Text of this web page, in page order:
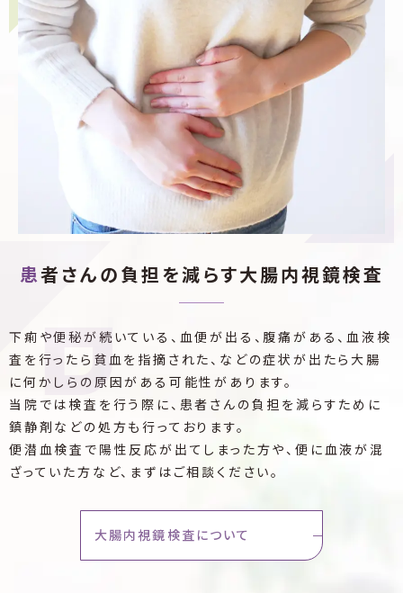
患者さんの負担を減らす大腸内視鏡検査
下痢や便秘が続いている、血便が出る、腹痛がある、血液検
査を行ったら貧血を指摘された、などの症状が出たら大腸
に何かしらの原因がある可能性があります。
当院では検査を行う際に、患者さんの負担を減らすために
鎮静剤などの処方も行っております。
便潜血検査で陽性反応が出てしまった方や、便に血液が混
ざっていた方など、まずはご相談ください。
大腸内視鏡検査について